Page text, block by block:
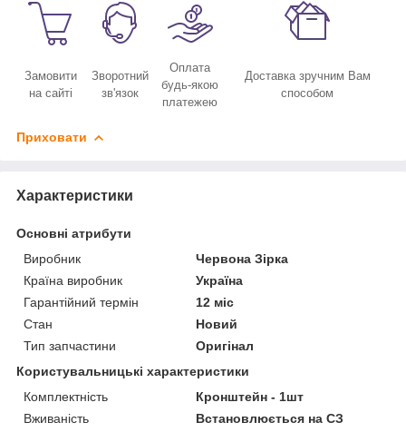
Замовити
на сайті
Зворотний
зв'язок
Оплата
будь-якою
платежею
Доставка зручним Вам
способом
Приховати
Характеристики
Основні атрибути
Виробник
Червона Зірка
Країна виробник
Україна
Гарантійний термін
12 міс
Стан
Новий
Тип запчастини
Оригінал
Користувальницькі характеристики
Комплектність
Кронштейн - 1шт
Вживаність
Встановлюється на СЗ